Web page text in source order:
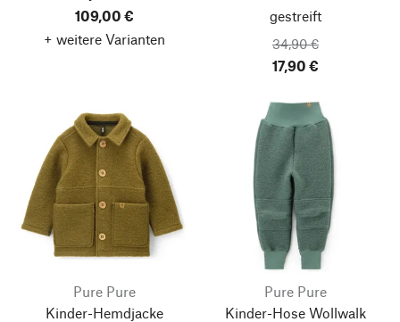
109,00 €
+ weitere Varianten
gestreift
34,90 €
17,90 €
Pure Pure
Kinder-Hemdjacke
Pure Pure
Kinder-Hose Wollwalk